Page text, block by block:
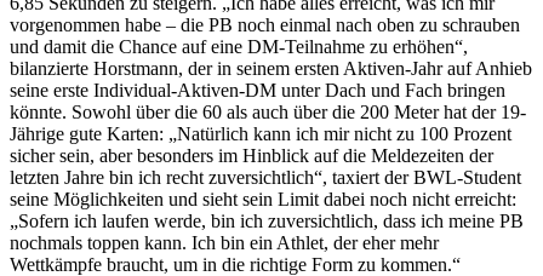
vorgenommen habe – die PB noch einmal nach oben zu schrauben
und damit die Chance auf eine DM-Teilnahme zu erhöhen“,
bilanzierte Horstmann, der in seinem ersten Aktiven-Jahr auf Anhieb
seine erste Individual-Aktiven-DM unter Dach und Fach bringen
könnte. Sowohl über die 60 als auch über die 200 Meter hat der 19-
Jährige gute Karten: „Natürlich kann ich mir nicht zu 100 Prozent
sicher sein, aber besonders im Hinblick auf die Meldezeiten der
letzten Jahre bin ich recht zuversichtlich“, taxiert der BWL-Student
seine Möglichkeiten und sieht sein Limit dabei noch nicht erreicht:
„Sofern ich laufen werde, bin ich zuversichtlich, dass ich meine PB
nochmals toppen kann. Ich bin ein Athlet, der eher mehr
Wettkämpfe braucht, um in die richtige Form zu kommen.“